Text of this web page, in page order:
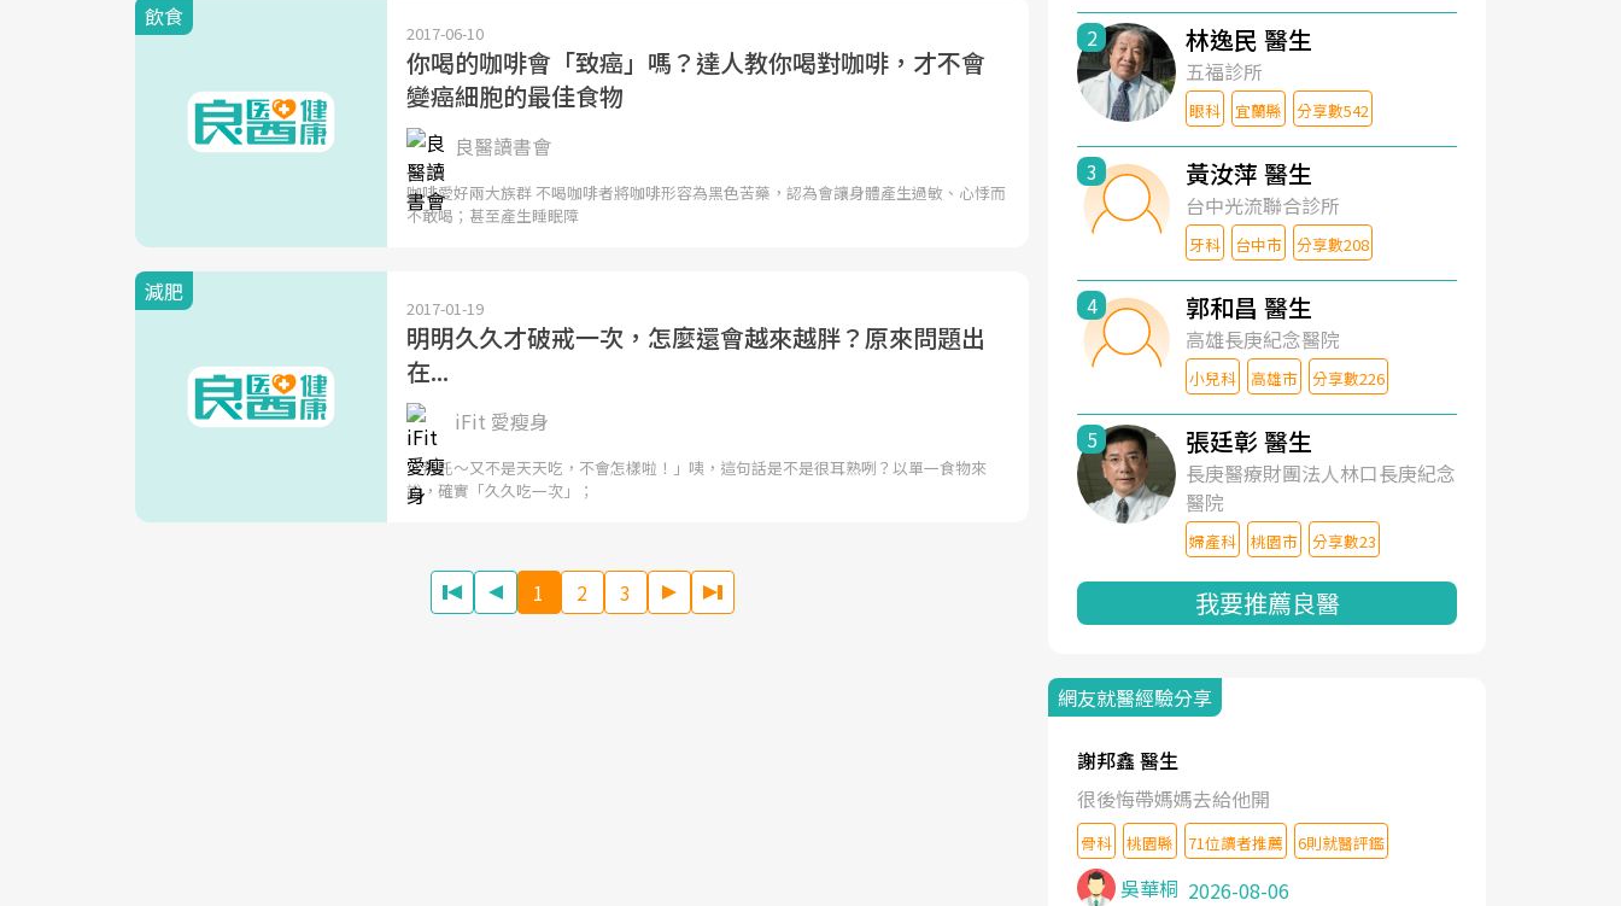
飲食
2017-06-10
你喝的咖啡會「致癌」嗎？達人教你喝對咖啡，才不會
變癌細胞的最佳食物
良醫讀書會
咖啡愛好兩大族群 不喝咖啡者將咖啡形容為黑色苦藥，認為會讓身體產生過敏、心悸而
不敢喝；甚至產生睡眠障
減肥
2017-01-19
明明久久才破戒一次，怎麼還會越來越胖？原來問題出
在...
iFit 愛瘦身
「拜託～又不是天天吃，不會怎樣啦！」咦，這句話是不是很耳熟咧？以單一食物來
說，確實「久久吃一次」；
1 2 3
2 林逸民 醫生
五福診所
眼科 宜蘭縣 分享數542
3 黃汝萍 醫生
台中光流聯合診所
牙科 台中市 分享數208
4 郭和昌 醫生
高雄長庚紀念醫院
小兒科 高雄市 分享數226
5 張廷彰 醫生
長庚醫療財團法人林口長庚紀念
醫院
婦產科 桃園市 分享數23
我要推薦良醫
網友就醫經驗分享
謝邦鑫 醫生
很後悔帶媽媽去給他開
骨科 桃園縣 71位讀者推薦 6則就醫評鑑
吳華桐 2026-08-06